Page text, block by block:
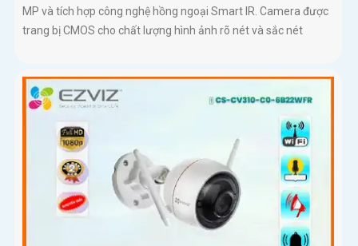
MP và tích hợp công nghệ hồng ngoại Smart IR. Camera được
trang bị CMOS cho chất lượng hình ảnh rõ nét và sắc nét